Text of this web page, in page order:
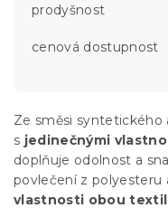
prodyšnost
cenová dostupnost
Ze směsi syntetického
s jedinečnými
doplňuje odolnost a
povlečení z polyesteru
vlastnosti obou